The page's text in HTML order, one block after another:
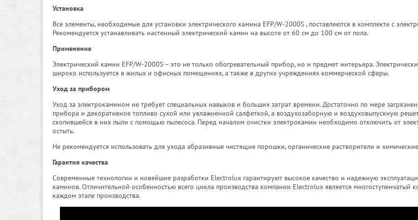
Установка
Все элементы, необходимые для установки электрического камина EFP/W-2000S , поставляются в комплекте с
Рекомендуется устанавливать настенный электрический камин на высоте от 60 см до 100 см от пола.
Применение
Электрический камин EFP/W-2000S – это не только обогревательный прибор, но и предмет интерьера.
широко используется в жилых и офисных помещениях, а также в других учреждениях коммерческой сферы.
Уход за прибором
Уход за электрокамином не требует специальных навыков и больших затрат времени. Достаточно по мере
прибора и декоративное топливо сухой или увлажненной салфеткой, а воздухозаборную и воздуховыпускную
скопившейся в них пыли с помощью пылесоса. Перед началом очистки электрокамин необходимо отключить от
остыть.
Не рекомендуется использовать для ухода абразивные чистящие порошки, органические растворители и
Гарантия качества
Современные технологии и новейшие разработки Electrolux гарантируют высокое качество и надежную
каминов. Отличительной особенностью всего цикла производства компании Electrolux является многоступенчатый
каждом этапе производства.